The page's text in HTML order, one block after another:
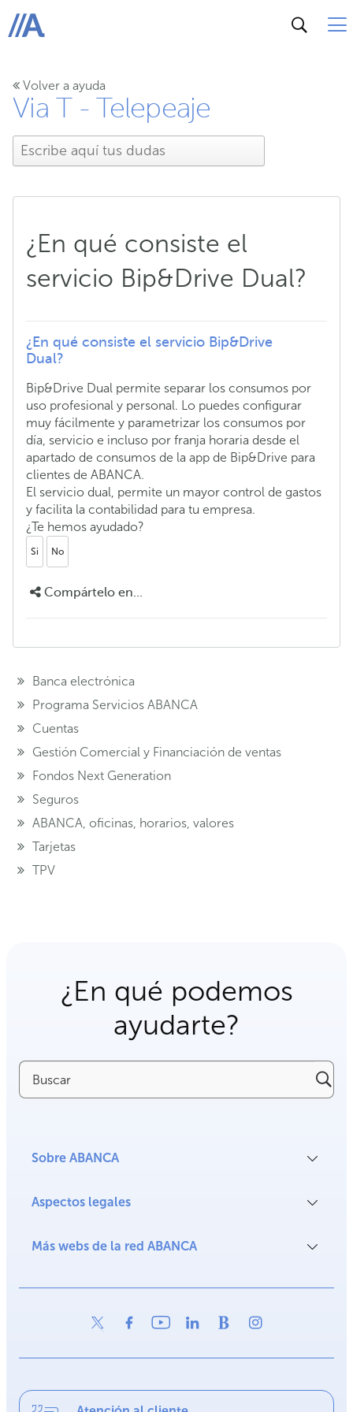
ABANCA
Volver a ayuda
Via T - Telepeaje
¿En qué consiste el
servicio Bip&Drive Dual?
¿En qué consiste el servicio Bip&Drive
Dual?
Bip&Drive Dual permite separar los consumos por
uso profesional y personal. Lo puedes configurar
muy fácilmente y parametrizar los consumos por
día, servicio e incluso por franja horaria desde el
apartado de consumos de la app de Bip&Drive para
clientes de ABANCA.
El servicio dual, permite un mayor control de gastos
y facilita la contabilidad para tu empresa.
¿Te hemos ayudado?
Si No
Compártelo en...
Banca electrónica
Programa Servicios ABANCA
Cuentas
Gestión Comercial y Financiación de ventas
Fondos Next Generation
Seguros
ABANCA, oficinas, horarios, valores
Tarjetas
TPV
¿En qué podemos
ayudarte?
Buscar
Sobre ABANCA
Aspectos legales
Más webs de la red ABANCA